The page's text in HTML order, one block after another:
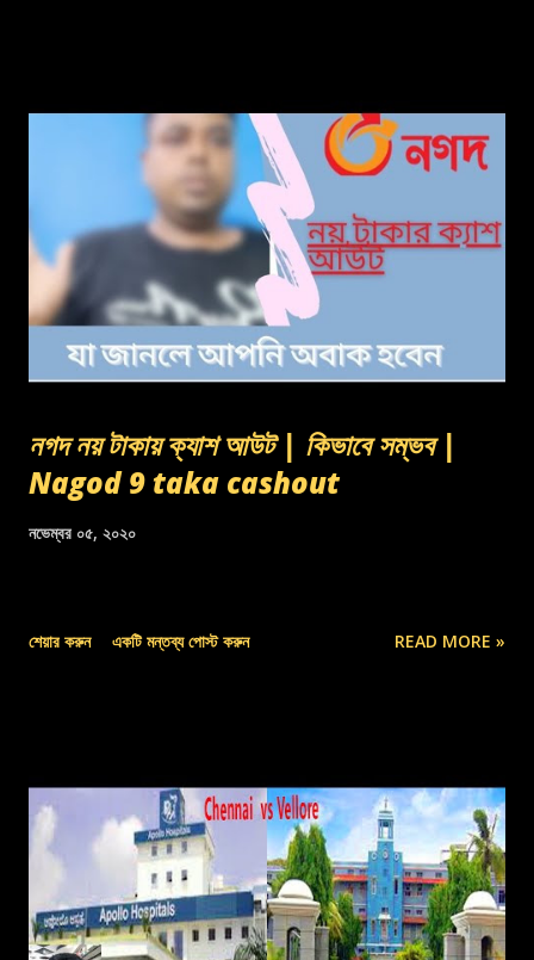
নগদ নয় টাকায় ক্যাশ আউট | কিভাবে সম্ভব |
Nagod 9 taka cashout
নভেম্বর ০৫, ২০২০
শেয়ার করুন একটি মন্তব্য পোস্ট করুন READ MORE »